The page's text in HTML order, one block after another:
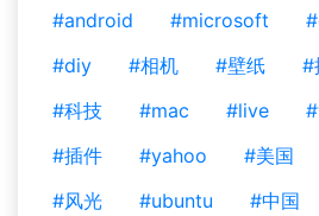
#android
#microsoft
#diy
#相机 #壁纸 #
#科技
#mac #live
#插件
#yahoo #美国
#风光
#ubuntu #中国